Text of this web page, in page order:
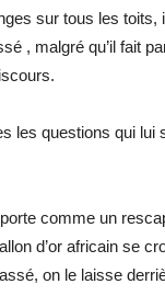
sur tous les
, malgré qu’il fait
les questions qui
comme un
d’or africain se
on le laisse